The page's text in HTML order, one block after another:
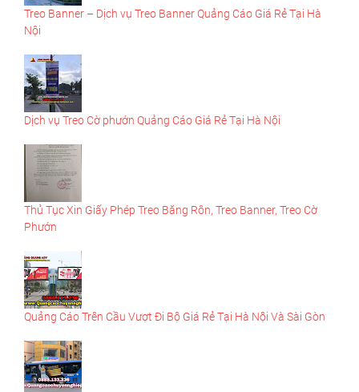
Treo Banner – Dịch vụ Treo Banner Quảng Cáo Giá Rẻ Tại Hà
Nội
Dịch vụ Treo Cờ phướn Quảng Cáo Giá Rẻ Tại Hà Nội
Thủ Tục Xin Giấy Phép Treo Băng Rôn, Treo Banner, Treo Cờ
Phướn
Quảng Cáo Trên Cầu Vượt Đi Bộ Giá Rẻ Tại Hà Nội Và Sài Gòn